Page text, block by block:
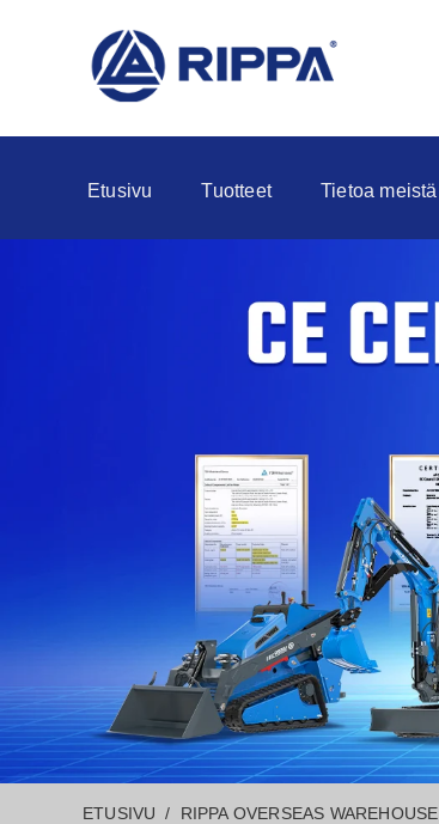
Etusivu Tuotteet Tietoa meistä
ETUSIVU RIPPA OVERSEAS WAREHOUSE